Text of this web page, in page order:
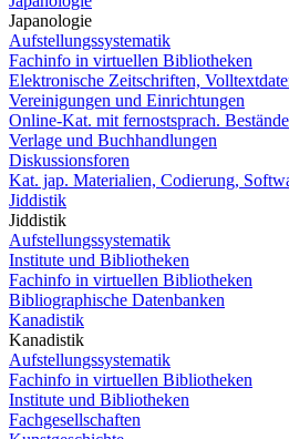
Japanologie
Aufstellungssystematik
Fachinfo in virtuellen Bibliotheken
Elektronische Zeitschriften,
Vereinigungen und Einrichtungen
Online-Kat. mit fernostsprach.
Verlage und Buchhandlungen
Diskussionsforen
Kat. jap. Materialien, Codierung,
Jiddistik
Jiddistik
Aufstellungssystematik
Institute und Bibliotheken
Fachinfo in virtuellen Bibliotheken
Bibliographische Datenbanken
Kanadistik
Kanadistik
Aufstellungssystematik
Fachinfo in virtuellen Bibliotheken
Institute und Bibliotheken
Fachgesellschaften